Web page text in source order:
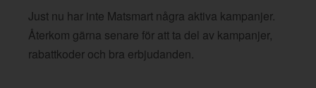
Just nu har inte Matsmart några aktiva kampanjer.
Återkom gärna senare för att ta del av kampanjer,
rabattkoder och bra erbjudanden.